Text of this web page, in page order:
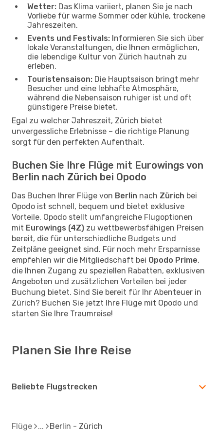
Wetter: Das Klima variiert, planen Sie je nach
Vorliebe für warme Sommer oder kühle, trockene
Jahreszeiten.
Events und Festivals: Informieren Sie sich über
lokale Veranstaltungen, die Ihnen ermöglichen,
die lebendige Kultur von Zürich hautnah zu
erleben.
Touristensaison: Die Hauptsaison bringt mehr
Besucher und eine lebhafte Atmosphäre,
während die Nebensaison ruhiger ist und oft
günstigere Preise bietet.
Egal zu welcher Jahreszeit, Zürich bietet
unvergessliche Erlebnisse – die richtige Planung
sorgt für den perfekten Aufenthalt.
Buchen Sie Ihre Flüge mit Eurowings von
Berlin nach Zürich bei Opodo
Das Buchen Ihrer Flüge von Berlin nach Zürich bei
Opodo ist schnell, bequem und bietet exklusive
Vorteile. Opodo stellt umfangreiche Flugoptionen
mit Eurowings (4Z) zu wettbewerbsfähigen Preisen
bereit, die für unterschiedliche Budgets und
Zeitpläne geeignet sind. Für noch mehr Ersparnisse
empfehlen wir die Mitgliedschaft bei Opodo Prime,
die Ihnen Zugang zu speziellen Rabatten, exklusiven
Angeboten und zusätzlichen Vorteilen bei jeder
Buchung bietet. Sind Sie bereit für Ihr Abenteuer in
Zürich? Buchen Sie jetzt Ihre Flüge mit Opodo und
starten Sie Ihre Traumreise!
Planen Sie Ihre Reise
Beliebte Flugstrecken
Flüge Berlin - Zürich